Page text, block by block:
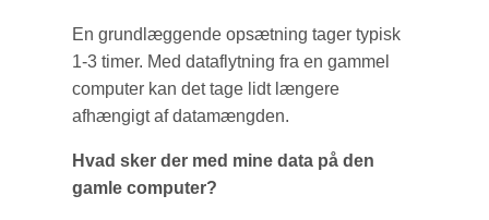
En grundlæggende opsætning tager typisk
1-3 timer. Med dataflytning fra en gammel
computer kan det tage lidt længere
afhængigt af datamængden.
Hvad sker der med mine data på den
gamle computer?